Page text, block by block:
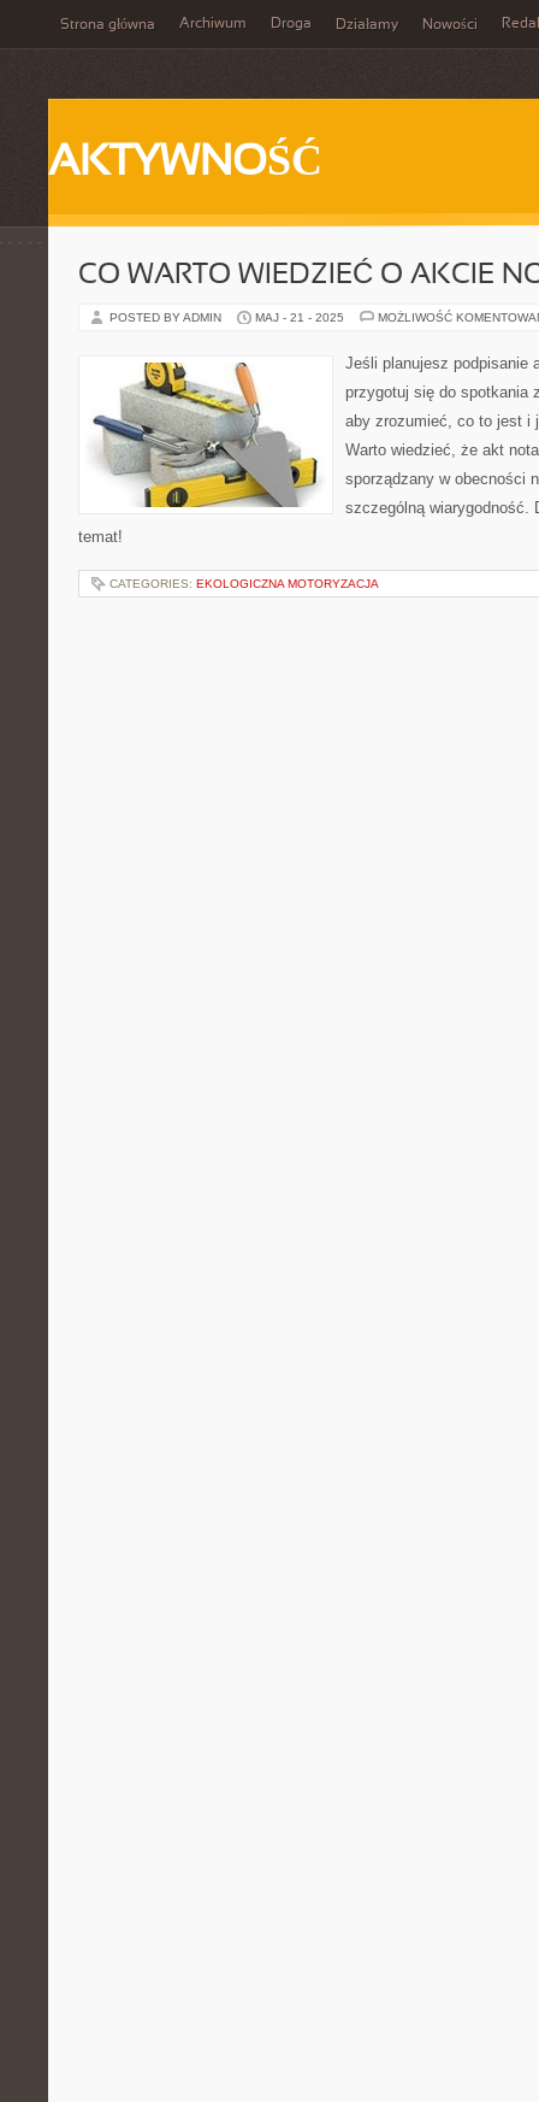
Strona główna Archiwum Droga Działamy Nowości
AKTYWNOŚĆ
CO WARTO WIEDZIEĆ O AKCIE
POSTED BY ADMIN MAJ - 21 - 2025 MOŻLIWOŚĆ
Jeśli planujesz podpisanie
przygotuj się do spotkania
aby zrozumieć, co to jest i
Warto wiedzieć, że akt
sporządzany w obecności
szczególną wiarygodność.
temat!
CATEGORIES: EKOLOGICZNA MOTORYZACJA